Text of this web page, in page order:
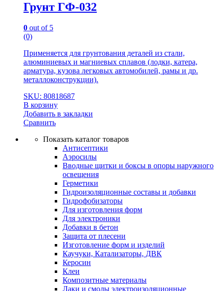
Грунт ГФ-032
0 out of 5
(0)
Применяется для грунтования деталей из стали,
алюминиевых и магниевых сплавов (лодки, катера,
арматура, кузова легковых автомобилей, рамы и др.
металлоконструкции).
SKU: 80818687
В корзину
Добавить в закладки
Сравнить
Показать каталог товаров
Антисептики
Аэросилы
Вводные щитки и боксы в опоры наружного
освещения
Герметики
Гидроизоляционные составы и добавки
Гидрофобизаторы
Для изготовления форм
Для электроники
Добавки в бетон
Защита от плесени
Изготовление форм и изделий
Каучуки, Катализаторы, ДВК
Керосин
Клеи
Композитные материалы
Лаки и смолы электроизоляционные